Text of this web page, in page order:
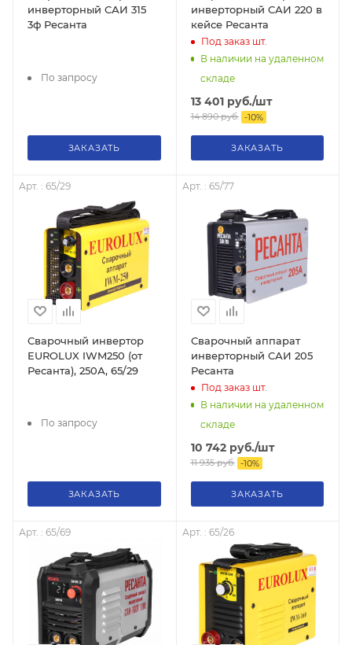
инверторный САИ 315
3ф Ресанта
По запросу
ЗАКАЗАТЬ
инверторный САИ 220 в
кейсе Ресанта
Под заказшт.
В наличии на удаленном
складе
13 401руб./шт
14 890руб. -10%
ЗАКАЗАТЬ
Арт. : 65/29
Сварочный инвертор
EUROLUX IWM250 (от
Ресанта), 250А, 65/29
По запросу
ЗАКАЗАТЬ
Арт. : 65/77
Сварочный аппарат
инверторный САИ 205
Ресанта
Под заказшт.
В наличии на удаленном
складе
10 742руб./шт
11 935руб. -10%
ЗАКАЗАТЬ
Арт. : 65/69 Арт. : 65/26